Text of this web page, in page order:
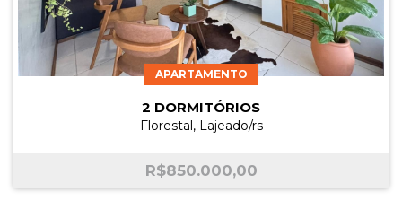
APARTAMENTO
2 DORMITÓRIOS
Florestal, Lajeado/rs
R$850.000,00